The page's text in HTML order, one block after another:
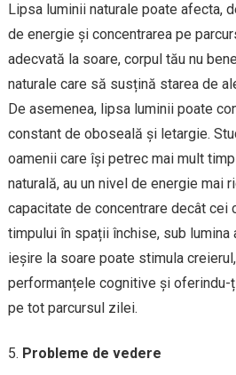
Lipsa luminii naturale poate afecta,
de energie și concentrarea pe
adecvată la soare, corpul tău nu
naturale care să susțină starea de
De asemenea, lipsa luminii poate
constant de oboseală și letargie.
oamenii care își petrec mai mult
naturală, au un nivel de energie mai
capacitate de concentrare decât cei
timpului în spații închise, sub lumina
ieșire la soare poate stimula
performanțele cognitive și oferindu-
pe tot parcursul zilei.
Probleme de vedere